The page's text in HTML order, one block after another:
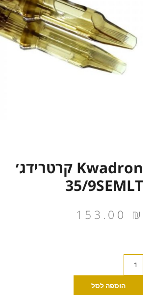
Kwadron קרטרידג׳
35/9SEMLT
153.00 ₪
Kwadronהוספה לסל